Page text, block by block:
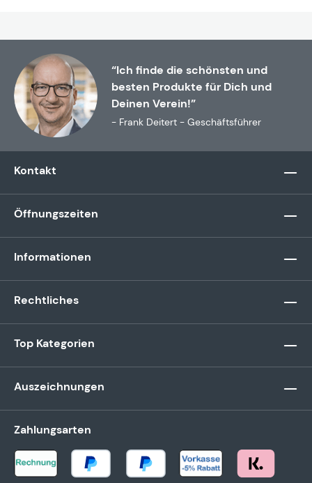
“Ich finde die schönsten und
besten Produkte für Dich und
Deinen Verein!”
- Frank Deitert - Geschäftsführer
Kontakt
Öffnungszeiten
Informationen
Rechtliches
Top Kategorien
Auszeichnungen
Zahlungsarten